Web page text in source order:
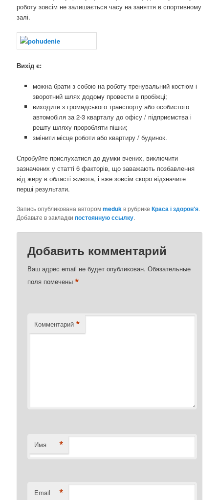
роботу зовсім не залишається часу на заняття в спортивному
залі.
Вихід є:
можна брати з собою на роботу тренувальний костюм і
зворотний шлях додому провести в пробіжці;
виходити з громадського транспорту або особистого
автомобіля за 2-3 кварталу до офісу / підприємства і
решту шляху проробляти пішки;
змінити місце роботи або квартиру / будинок.
Спробуйте прислухатися до думки вчених, виключити
зазначених у статті 6 факторів, що заважають позбавлення
від жиру в області живота, і вже зовсім скоро відзначите
перші результати.
Запись опубликована авторомmedukв рубрикеКраса і здоров'я.
Добавьте в закладкипостоянную ссылку.
Добавить комментарий
Ваш адрес email не будет опубликован. Обязательные
поля помечены*
Комментарий *
Имя *
Email *